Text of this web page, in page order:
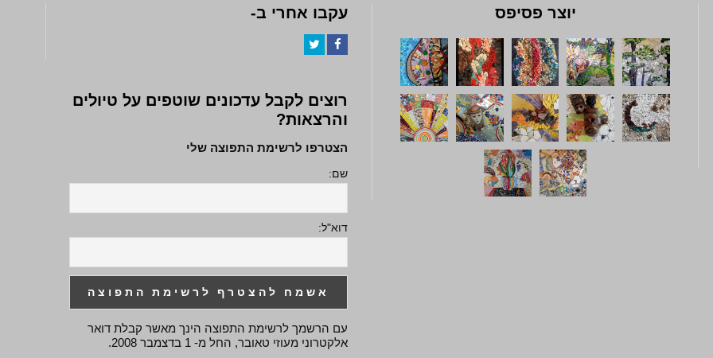
יוצר פסיפס עקבו אחרי ב-
רוצים לקבל עדכונים שוטפים על טיולים
והרצאות?
הצטרפו לרשימת התפוצה שלי
שם:
דוא"ל:
עם הרשמך לרשימת התפוצה הינך מאשר קבלת דואר
אלקטרוני מעוזי טאובר, החל מ- 1 בדצמבר 2008.